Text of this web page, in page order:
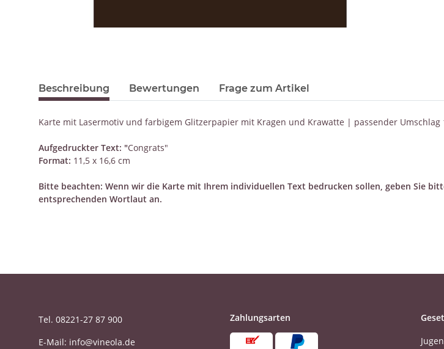
Beschreibung Bewertungen Frage zum Artikel
Karte mit Lasermotiv und farbigem Glitzerpapier mit Kragen und Krawatte | passender Umschlag
Aufgedruckter Text: "Congrats"
Format: 11,5 x 16,6 cm
Bitte beachten: Wenn wir die Karte mit Ihrem individuellen Text bedrucken sollen, geben Sie
entsprechenden Wortlaut an.
Tel. 08221-27 87 900
E-Mail: info@vineola.de
Zahlungsarten